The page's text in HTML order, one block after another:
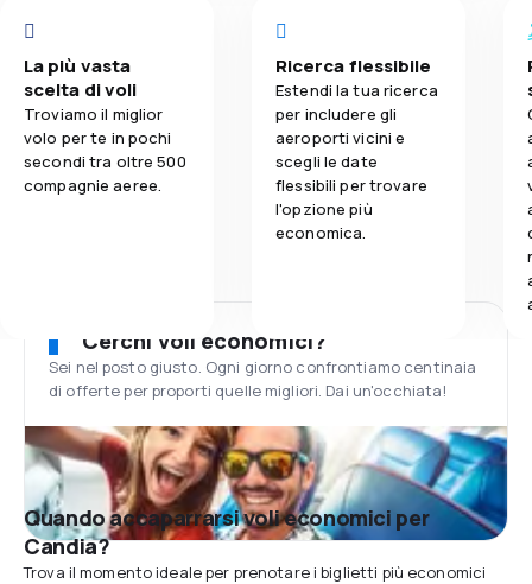
La più vasta
scelta di voli
Troviamo il miglior
volo per te in pochi
secondi tra oltre 500
compagnie aeree.
Ricerca flessibile
Estendi la tua ricerca
per includere gli
aeroporti vicini e
scegli le date
flessibili per trovare
l'opzione più
economica.
Cerchi voli economici?
Sei nel posto giusto. Ogni giorno confrontiamo centinaia
di offerte per proporti quelle migliori. Dai un'occhiata!
Quando accaparrarsi voli economici per
Candia?
Trova il momento ideale per prenotare i biglietti più economici